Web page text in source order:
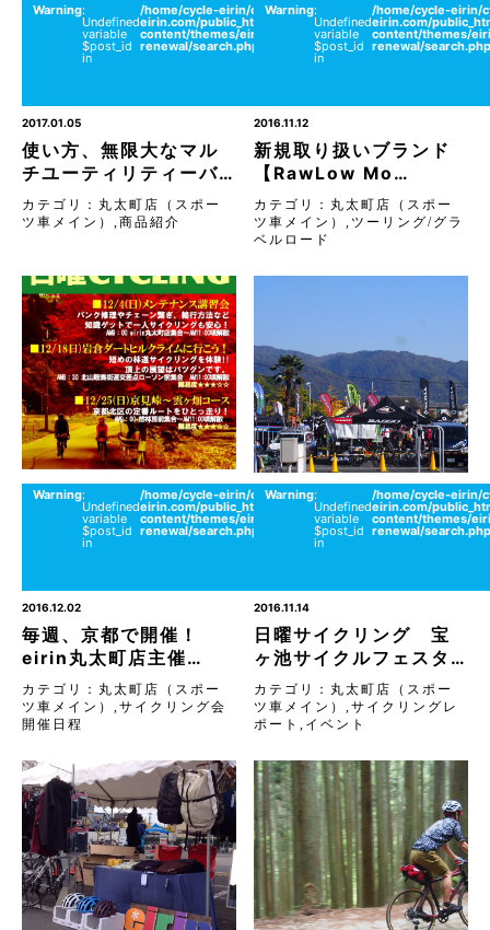
Warning:
Undefined
variable
$post_id
in
/home/cycle-eirin/cycle-
eirin.com/public_html/wordpress/wp-
content/themes/eirin-
renewal/search.php
on
line
26
丸太
町店
（ス
2017.01.05
使い方、無限大なマル
チユーティリティーバ…
カテゴリ： 丸太町店（スポー
ツ車メイン） ,商品紹介
Warning:
Undefined
variable
$post_id
in
/home/cycle-eirin/
eirin.com/
content/themes/
renewal/
2016.11.12
新規取り扱いブランド
【RawLow Mo…
カテゴリ： 丸太町店（スポー
ツ車メイン）, ツーリング/グラ
ベルロード
Warning:
Undefined
variable
$post_id
in
/home/cycle-eirin/cycle-
eirin.com/public_html/wordpress/wp-
content/themes/eirin-
renewal/search.php
on
line
26
丸太
町店
（ス
2016.12.02
毎週、京都で開催！
eirin丸太町店主催…
カテゴリ： 丸太町店（スポー
ツ車メイン） ,サイクリング会
開催日程
Warning:
Undefined
variable
$post_id
in
/home/cycle-eirin/
eirin.com/
content/themes/
renewal/
2016.11.14
日曜サイクリング 宝
ヶ池サイクルフェスタ…
カテゴリ： 丸太町店（スポー
ツ車メイン）,サイクリングレ
ポート, イベント